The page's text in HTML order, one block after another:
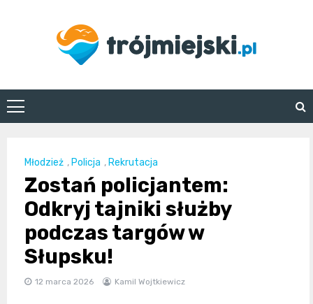
trojmiejski.pl
Młodzież , Policja , Rekrutacja
Zostań policjantem:
Odkryj tajniki służby
podczas targów w
Słupsku!
12 marca 2026 Kamil Wojtkiewicz